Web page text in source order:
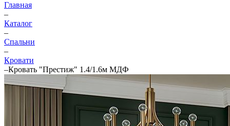
Главная
–
Каталог
–
Спальни
–
Кровати
–Кровать "Престиж" 1.4/1.6м МДФ